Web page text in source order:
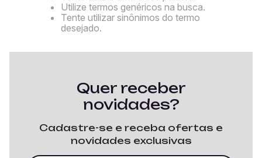
Utilize termos genéricos na busca.
Tente utilizar sinônimos do termo
desejado.
Quer receber
novidades?
Cadastre-se e receba ofertas e
novidades exclusivas